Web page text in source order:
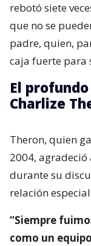
rebotó siete
que no se
padre, quien,
caja fuerte para
El
Charlize
Theron, quien
2004,
durante su
relación
“Siempre
como un